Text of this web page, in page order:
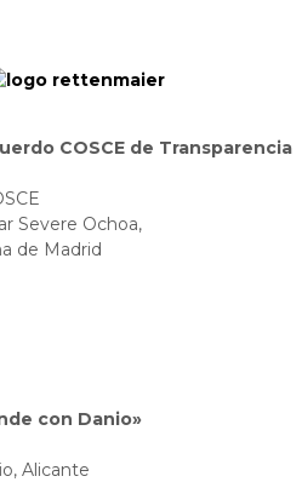
COSCE de Transparencia
Severe Ochoa,
de Madrid
con Danio»
Alicante